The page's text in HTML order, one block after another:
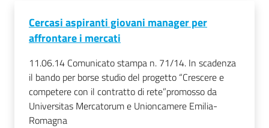
Cercasi aspiranti giovani manager per
affrontare i mercati
11.06.14 Comunicato stampa n. 71/14. In scadenza
il bando per borse studio del progetto “Crescere e
competere con il contratto di rete”promosso da
Universitas Mercatorum e Unioncamere Emilia-
Romagna